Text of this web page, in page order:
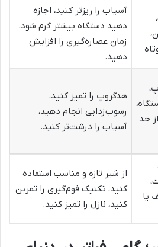
آسیاب را ریزتر کنید، اجازه
دهید دستگاه بیشتر گرم شود،
زمان عصاره‌گیری را افزایش
دهید.
حد
هدگروپ را تمیز کنید،
رسوب‌زدایی انجام دهید،
آسیاب را درشت‌تر کنید.
یا
از شیر تازه و مناسب استفاده
کنید، تکنیک فوم‌گیری را تمرین
کنید، نازل را تمیز کنید.